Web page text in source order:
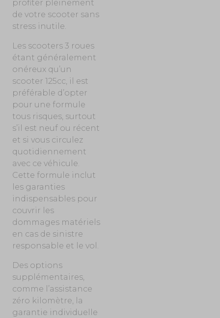
profiter pleinement
de votre scooter sans
stress inutile.
Les scooters 3 roues
étant généralement
onéreux qu’un
scooter 125cc, il est
préférable d’opter
pour une formule
tous risques, surtout
s’il est neuf ou récent
et si vous circulez
quotidiennement
avec ce véhicule.
Cette formule inclut
les garanties
indispensables pour
couvrir les
dommages matériels
en cas de sinistre
responsable et le vol.
Des options
supplémentaires,
comme l’assistance
zéro kilomètre, la
garantie individuelle